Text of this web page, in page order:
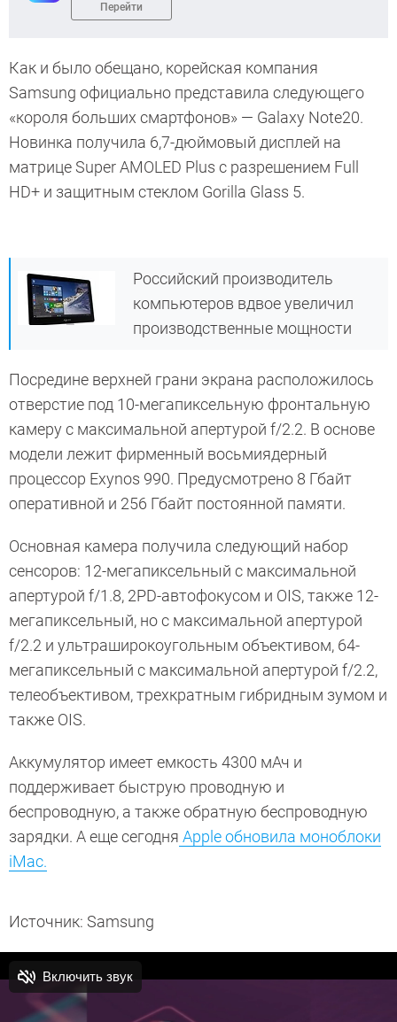
Перейти
Как и было обещано, корейская компания
Samsung официально представила следующего
«короля больших смартфонов» — Galaxy Note20.
Новинка получила 6,7-дюймовый дисплей на
матрице Super AMOLED Plus с разрешением Full
HD+ и защитным стеклом Gorilla Glass 5.
Российский производитель
компьютеров вдвое увеличил
производственные мощности
Посредине верхней грани экрана расположилось
отверстие под 10-мегапиксельную фронтальную
камеру с максимальной апертурой f/2.2. В основе
модели лежит фирменный восьмиядерный
процессор Exynos 990. Предусмотрено 8 Гбайт
оперативной и 256 Гбайт постоянной памяти.
Основная камера получила следующий набор
сенсоров: 12-мегапиксельный с максимальной
апертурой f/1.8, 2PD-автофокусом и OIS, также 12-
мегапиксельный, но с максимальной апертурой
f/2.2 и ультраширокоугольным объективом, 64-
мегапиксельный с максимальной апертурой f/2.2,
телеобъективом, трехкратным гибридным зумом и
также OIS.
Аккумулятор имеет емкость 4300 мАч и
поддерживает быструю проводную и
беспроводную, а также обратную беспроводную
зарядки. А еще сегодня Apple обновила моноблоки
iMac.
Источник: Samsung